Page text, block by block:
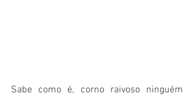
Sabe como é, corno raivoso ninguém